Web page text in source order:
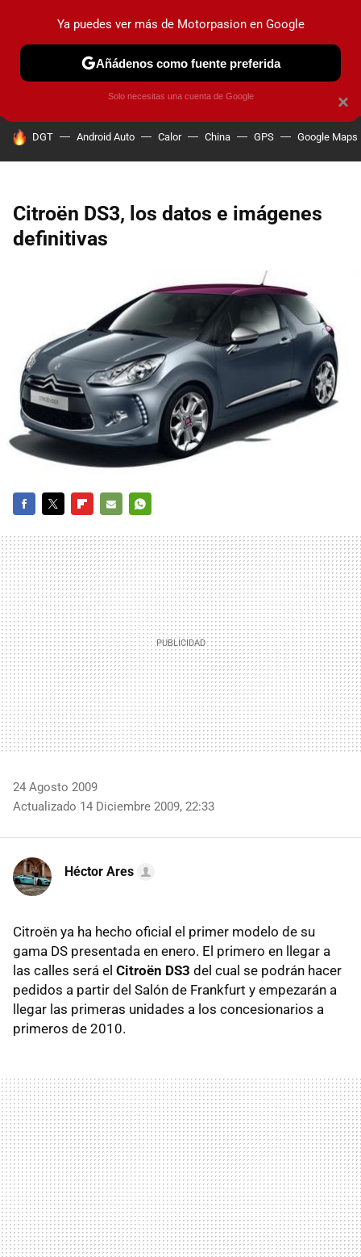
PRUEBAS COCHES ELÉCTRICOS OBSERVATORIO
HOY SE HABLA DE
DGT Android Auto Calor China GPS Google Maps
Citroën DS3, los datos e imágenes
definitivas
MAIL
24 Agosto 2009
Actualizado 14 Diciembre 2009, 22:33
Héctor Ares
Citroën ya ha hecho oficial el primer modelo de su
gama DS presentada en enero. El primero en llegar a
las calles será el Citroën DS3 del cual se podrán hacer
pedidos a partir del Salón de Frankfurt y empezarán a
llegar las primeras unidades a los concesionarios a
primeros de 2010.
×
Ya puedes ver más de Motorpasion en Google
Añádenos como fuente preferida
Solo necesitas una cuenta de Google